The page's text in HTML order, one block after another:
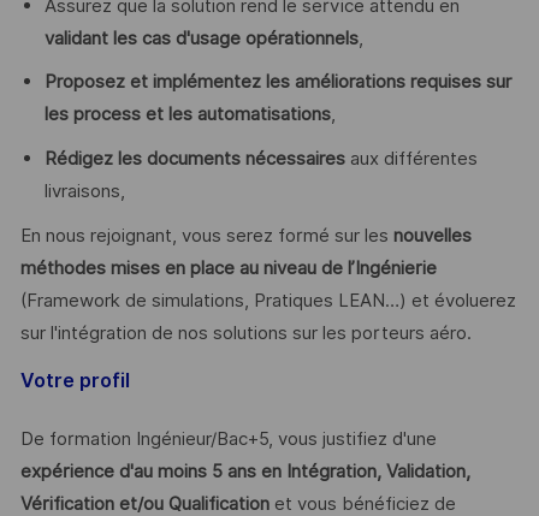
Assurez que la solution rend le service attendu en
validant les cas d'usage opérationnels,
Proposez et implémentez les améliorations requises sur
les process et les automatisations,
Rédigez les documents nécessairesaux différentes
livraisons,
En nous rejoignant, vous serez formé sur les nouvelles
méthodes mises en place au niveau de l’Ingénierie
(Framework de simulations, Pratiques LEAN…) et évoluerez
sur l'intégration de nos solutions sur les porteurs aéro.
Votre profil
De formation Ingénieur/Bac+5, vous justifiez d'une
expérience d'au moins 5 ans en Intégration, Validation,
Vérification et/ou Qualificationet vous bénéficiez de